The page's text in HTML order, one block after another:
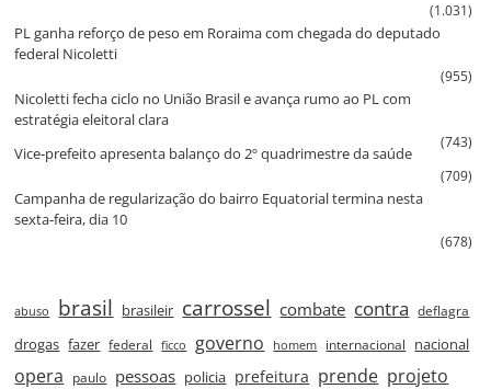
(1.031)
PL ganha reforço de peso em Roraima com chegada do deputado
federal Nicoletti
(955)
Nicoletti fecha ciclo no União Brasil e avança rumo ao PL com
estratégia eleitoral clara
(743)
Vice‑prefeito apresenta balanço do 2º quadrimestre da saúde
(709)
Campanha de regularização do bairro Equatorial termina nesta
sexta‑feira, dia 10
(678)
abuso brasil brasileir carrossel combate contra deflagra
drogas fazer federal ficco governo homem internacional nacional
opera paulo pessoas policia prefeitura prende projeto